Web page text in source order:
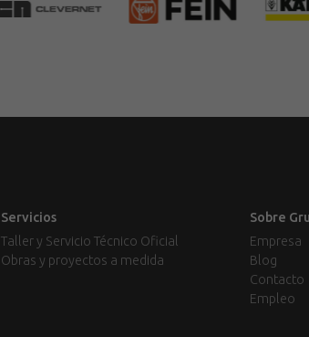
Servicios
Taller y Servicio Técnico Oficial
Obras y proyectos a medida
Sobre
Empresa
Blog
Contacto
Empleo